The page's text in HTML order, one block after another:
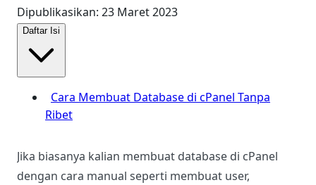
Dipublikasikan: 23 Maret 2023
Daftar Isi
Cara Membuat Database di cPanel Tanpa
Ribet
Jika biasanya kalian membuat database di cPanel
dengan cara manual seperti membuat user,